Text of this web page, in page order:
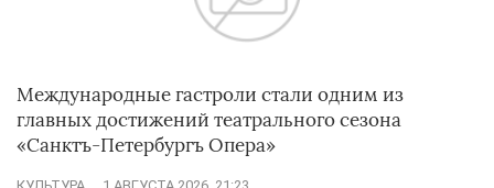
Международные гастроли стали одним из
главных достижений театрального сезона
«Санктъ-Петербургъ Опера»